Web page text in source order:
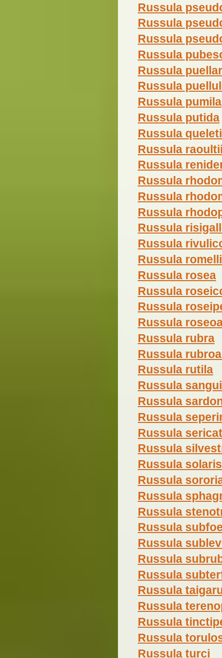
Russula
Russula
Russula
Russula
Russula
Russula
Russula pumila
Russula putida
Russula
Russula
Russula
Russula
Russula
Russula
Russula
Russula
Russula
Russula rosea
Russula
Russula
Russula
Russula rubra
Russula
Russula rutila
Russula
Russula
Russula
Russula
Russula
Russula solaris
Russula
Russula
Russula
Russula
Russula
Russula
Russula
Russula
Russula
Russula
Russula
Russula turci